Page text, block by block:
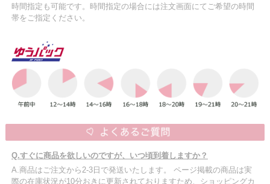
時間指定も可能です。時間指定の場合には注文画面にてご希望の時間
帯をご指定ください。
Q.すぐに商品を欲しいのですが、いつ頃到着しますか？
A.商品はご注文から2-3日で発送いたします。 ページ掲載の商品は実
際の在庫状況が10分おきに更新されておりますため、ショッピングカ